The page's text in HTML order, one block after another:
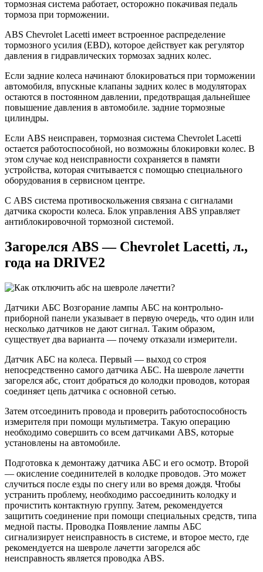
тормозная система работает, осторожно покачивая педаль
тормоза при торможении.
ABS Chevrolet Lacetti имеет встроенное распределение
тормозного усилия (EBD), которое действует как регулятор
давления в гидравлических тормозах задних колес.
Если задние колеса начинают блокироваться при торможении
автомобиля, впускные клапаны задних колес в модуляторах
остаются в постоянном давлении, предотвращая дальнейшее
повышение давления в автомобиле. задние тормозные
цилиндры.
Если ABS неисправен, тормозная система Chevrolet Lacetti
остается работоспособной, но возможны блокировки колес. В
этом случае код неисправности сохраняется в памяти
устройства, которая считывается с помощью специального
оборудования в сервисном центре.
С ABS система противоскольжения связана с сигналами
датчика скорости колеса. Блок управления ABS управляет
антиблокировочной тормозной системой.
Загорелся ABS — Chevrolet Lacetti, л.,
года на DRIVE2
Датчики АБС Возгорание лампы АБС на контрольно-
приборной панели указывает в первую очередь, что один или
несколько датчиков не дают сигнал. Таким образом,
существует два варианта — почему отказали измерители.
Датчик АБС на колеса. Первый — выход со строя
непосредственно самого датчика АБС. На шевроле лачетти
загорелся абс, стоит добраться до колодки проводов, которая
соединяет цепь датчика с основной сетью.
Затем отсоединить провода и проверить работоспособность
измерителя при помощи мультиметра. Такую операцию
необходимо совершить со всем датчиками ABS, которые
установлены на автомобиле.
Подготовка к демонтажу датчика АБС и его осмотр. Второй
— окисление соединителей в колодке проводов. Это может
случиться после езды по снегу или во время дождя. Чтобы
устранить проблему, необходимо рассоединить колодку и
прочистить контактную группу. Затем, рекомендуется
защитить соединение при помощи специальных средств, типа
медной пасты. Проводка Появление лампы АБС
сигнализирует неисправность в системе, и второе место, где
рекомендуется на шевроле лачетти загорелся абс
неисправность является проводка ABS.